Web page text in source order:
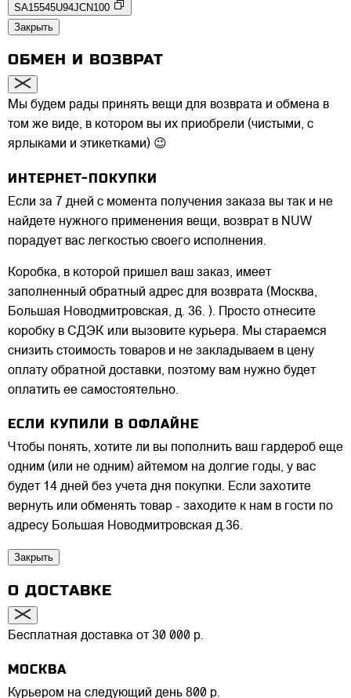
SA15545U94JCN100
Закрыть
ОБМЕН И ВОЗВРАТ
Мы будем рады принять вещи для возврата и обмена в
том же виде, в котором вы их приобрели (чистыми, с
ярлыками и этикетками) 😉
ИНТЕРНЕТ-ПОКУПКИ
Если за 7 дней с момента получения заказа вы так и не
найдете нужного применения вещи, возврат в NUW
порадует вас легкостью своего исполнения.
Коробка, в которой пришел ваш заказ, имеет
заполненный обратный адрес для возврата (Москва,
Большая Новодмитровская, д. 36. ). Просто отнесите
коробку в СДЭК или вызовите курьера. Мы стараемся
снизить стоимость товаров и не закладываем в цену
оплату обратной доставки, поэтому вам нужно будет
оплатить ее самостоятельно.
ЕСЛИ КУПИЛИ В ОФЛАЙНЕ
Чтобы понять, хотите ли вы пополнить ваш гардероб еще
одним (или не одним) айтемом на долгие годы, у вас
будет 14 дней без учета дня покупки. Если захотите
вернуть или обменять товар - заходите к нам в гости по
адресу Большая Новодмитровская д.36.
Закрыть
О ДОСТАВКЕ
Бесплатная доставка от 30 000 р.
МОСКВА
Курьером на следующий день 800 р.